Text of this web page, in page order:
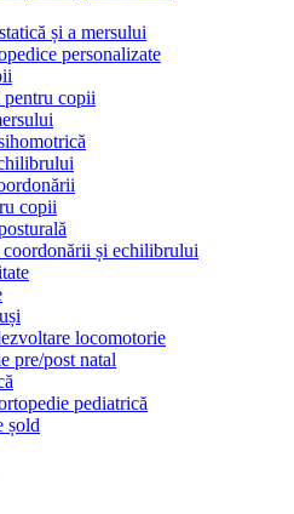
și a mersului
personalizate
pentru copii
copii
și echilibrului
locomotorie
pre/post natal
pediatrică
șold